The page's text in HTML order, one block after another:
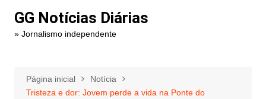
paraGG Notícias Diárias
» Jornalismo independente
Página inicial
Notícia
Tristeza e dor: Jovem perde a vida na Ponte do